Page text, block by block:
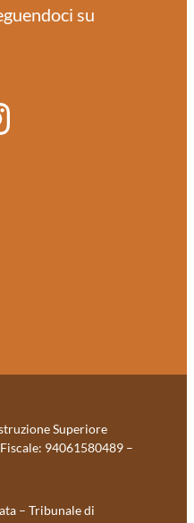
su
Superiore
94061580489 –
– Tribunale di